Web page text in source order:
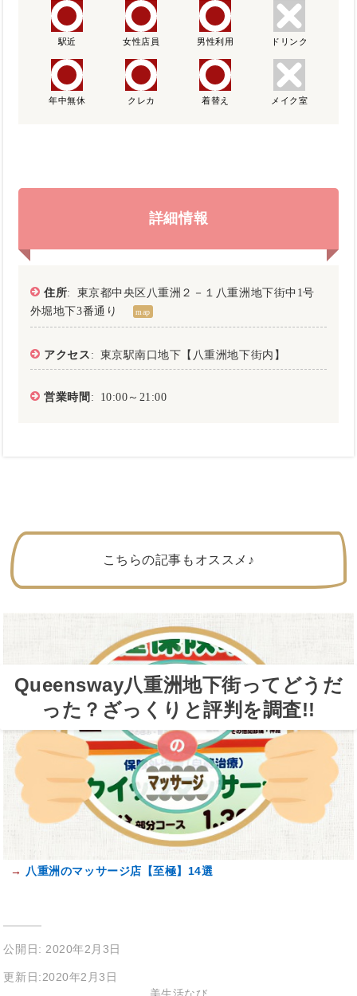
Queensway八重洲地下街ってどうだ
った？ざっくりと評判を調査!!
駅近 女性店員 男性利用 ドリンク
年中無休 クレカ 着替え メイク室
詳細情報
住所: 東京都中央区八重洲２－１八重洲地下街中1号
外堀地下3番通り
map
アクセス : 東京駅南口地下【八重洲地下街内】
営業時間 : 10:00～21:00
こちらの記事もオススメ♪
→ 八重洲のマッサージ店【至極】14選
公開日: 2020年2月3日
更新日:2020年2月3日